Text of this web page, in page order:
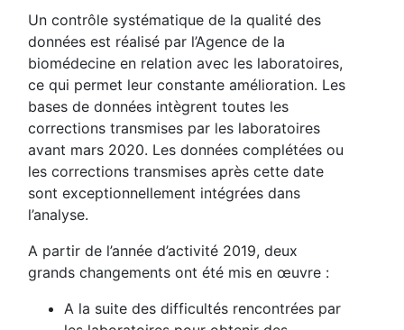
Un contrôle systématique de la qualité des
données est réalisé par l’Agence de la
biomédecine en relation avec les laboratoires,
ce qui permet leur constante amélioration. Les
bases de données intègrent toutes les
corrections transmises par les laboratoires
avant mars 2020. Les données complétées ou
les corrections transmises après cette date
sont exceptionnellement intégrées dans
l’analyse.
A partir de l’année d’activité 2019, deux
grands changements ont été mis en œuvre :
A la suite des difficultés rencontrées par